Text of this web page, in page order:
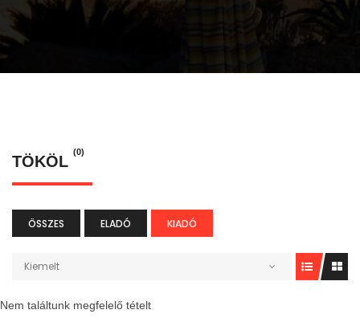
TÖKÖL
(0)
ÖSSZES ELADÓ KIADÓ
Kiemelt
Nem találtunk megfelelő tételt